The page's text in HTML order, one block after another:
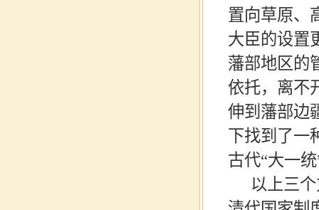
置向草原、
大臣的设置
藩部地区的
依托，离不
伸到藩部边
下找到了一
古代“大一
以上三